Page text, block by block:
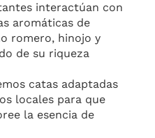
interactúan con
aromáticas de
romero, hinojo y
de su riqueza
catas adaptadas
locales para que
la esencia de